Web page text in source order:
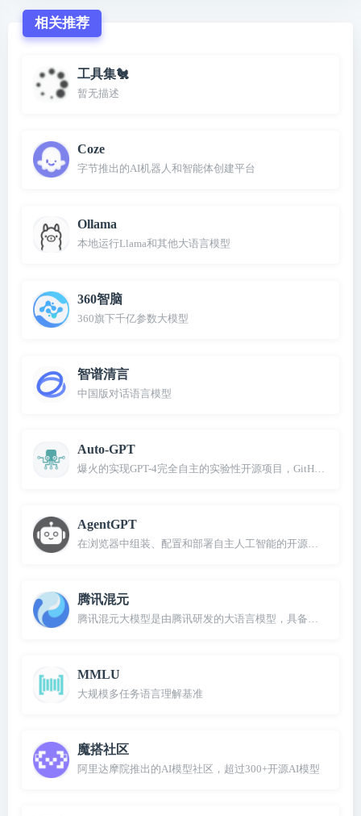
相关推荐
工具集🐔
暂无描述
Coze
字节推出的AI机器人和智能体创建平台
Ollama
本地运行Llama和其他大语言模型
360智脑
360旗下千亿参数大模型
智谱清言
中国版对话语言模型
Auto-GPT
爆火的实现GPT-4完全自主的实验性开源项目，GitHub超10万
AgentGPT
在浏览器中组装、配置和部署自主人工智能的开源项目
腾讯混元
腾讯混元大模型是由腾讯研发的大语言模型，具备跨领域知
MMLU
大规模多任务语言理解基准
魔搭社区
阿里达摩院推出的AI模型社区，超过300+开源AI模型